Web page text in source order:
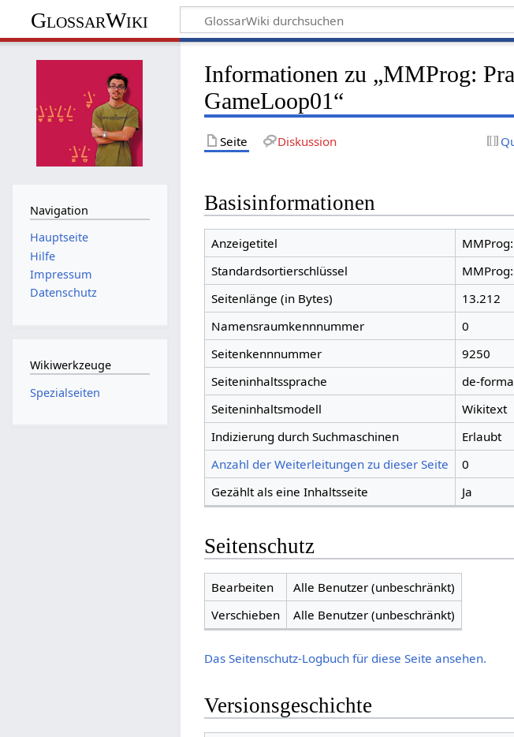
GlossarWiki
Informationen zu „MMProg:
GameLoop01“
Seite Diskussion
Basisinformationen
Anzeigetitel
Standardsortierschlüssel
Seitenlänge (in Bytes)
13.212
Namensraumkennnummer
0
Seitenkennnummer
9250
Seiteninhaltssprache
de-
Seiteninhaltsmodell
Wikitext
Indizierung durch Suchmaschinen
Erlaubt
Anzahl der Weiterleitungen zu dieser Seite
0
Gezählt als eine Inhaltsseite
Ja
Seitenschutz
Bearbeiten
Alle Benutzer (unbeschränkt)
Verschieben
Alle Benutzer (unbeschränkt)
Das Seitenschutz-Logbuch für diese Seite ansehen.
Versionsgeschichte
Navigation
Hauptseite
Hilfe
Impressum
Datenschutz
Wikiwerkzeuge
Spezialseiten